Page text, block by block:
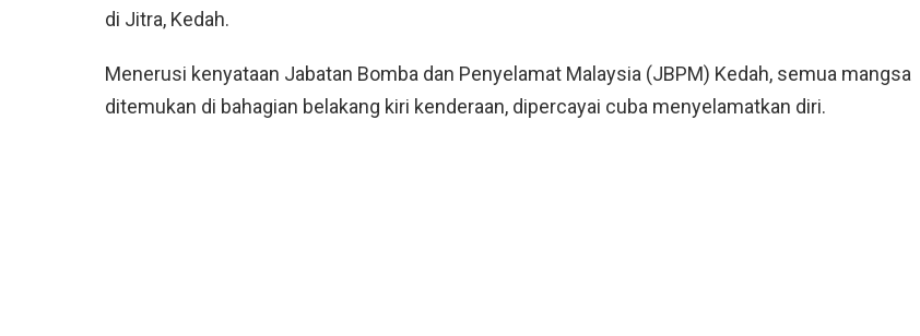
di Jitra, Kedah.
Menerusi kenyataan Jabatan Bomba dan Penyelamat Malaysia (JBPM) Kedah, semua mangsa
ditemukan di bahagian belakang kiri kenderaan, dipercayai cuba menyelamatkan diri.